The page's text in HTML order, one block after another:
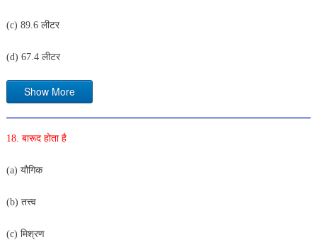
(c) 89.6 लीटर
(d) 67.4 लीटर
Show More
18. बारूद होता है
(a) यौगिक
(b) तत्त्व
(c) मिश्रण